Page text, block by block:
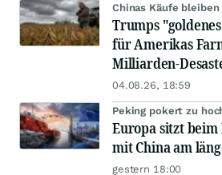
Chinas Käufe bleiben
Trumps
für Amerikas
Milliarden-
04.08.26, 18:59
Peking pokert zu
Europa sitzt
mit China am
gestern 18:00